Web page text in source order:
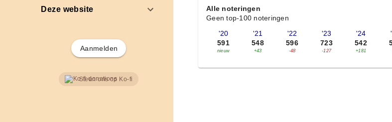
Deze website
Aanmelden
Steun ons op Ko-fi
Alle noteringen
Geen top-100 noteringen
'20
591
nieuw
'21
548
+43
'22
596
-48
'23
723
-127
'24
542
+181